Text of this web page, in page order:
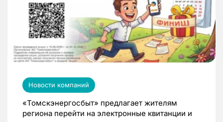
Новости компаний
«Томскэнергосбыт» предлагает жителям
региона перейти на электронные квитанции и